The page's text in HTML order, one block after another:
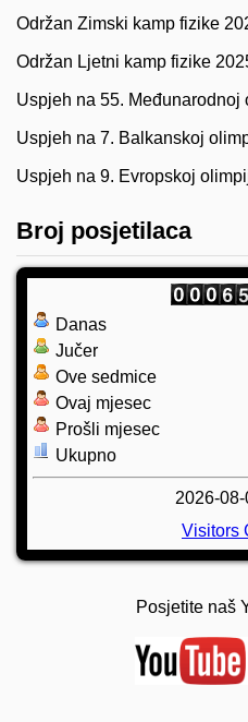
Održan Zimski kamp fizike
Održan Ljetni kamp fizike
Uspjeh na 55.
Uspjeh na 7. Balkanskoj
Uspjeh na 9. Evropskoj
Broj posjetilaca
Danas
Jučer
Ove sedmice
Ovaj mjesec
Prošli mjesec
Ukupno
2026-
Visitors
Posjetite naš